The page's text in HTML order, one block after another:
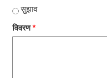
सुझाव
विवरण*